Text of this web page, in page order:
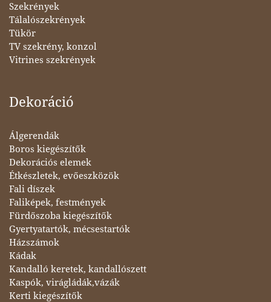
Szekrények
Tálalószekrények
Tükör
TV szekrény, konzol
Vitrines szekrények
Dekoráció
Álgerendák
Boros kiegészítők
Dekorációs elemek
Étkészletek, evőeszközök
Fali díszek
Faliképek, festmények
Fürdőszoba kiegészítők
Gyertyatartók, mécsestartók
Házszámok
Kádak
Kandalló keretek, kandallószett
Kaspók, virágládák,vázák
Kerti kiegészítők